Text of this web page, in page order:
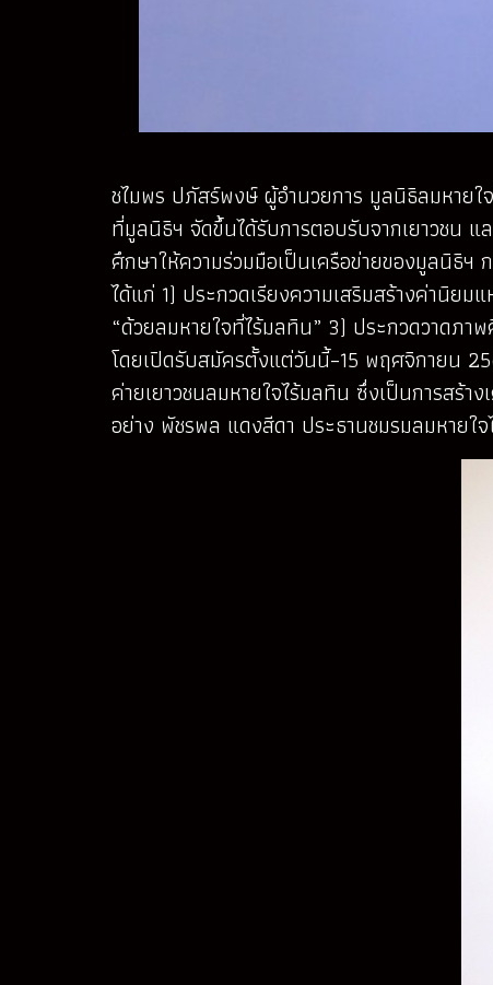
ชไมพร ปภัสร์พงษ์ ผู้อำนวยการ มูลนิธิลมหาย
ที่มูลนิธิฯ จัดขึ้นได้รับการตอบรับจากเยาวชน
ศึกษาให้ความร่วมมือเป็นเครือข่ายของมูลนิธิ
ได้แก่ 1) ประกวดเรียงความเสริมสร้างค่านิย
“ด้วยลมหายใจที่ไร้มลทิน” 3) ประกวดวาดภ
โดยเปิดรับสมัครตั้งแต่วันนี้–15 พฤศจิกายน
ค่ายเยาวชนลมหายใจไร้มลทิน ซึ่งเป็นการสร้า
อย่าง พัชรพล แดงสีดา ประธานชมรมลมหายใ